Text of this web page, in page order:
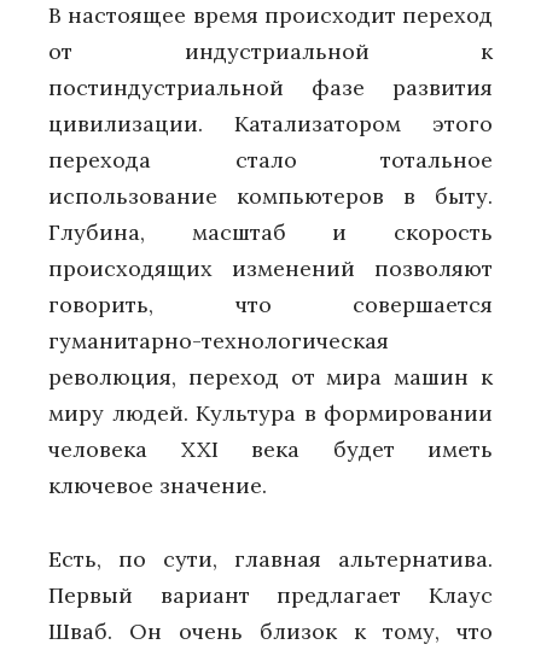
В настоящее время происходит переход
от индустриальной к
постиндустриальной фазе развития
цивилизации. Катализатором этого
перехода стало тотальное
использование компьютеров в быту.
Глубина, масштаб и скорость
происходящих изменений позволяют
говорить, что совершается
гуманитарно-технологическая
революция, переход от мира машин к
миру людей. Культура в формировании
человека XXI века будет иметь
ключевое значение.
Есть, по сути, главная альтернатива.
Первый вариант предлагает Клаус
Шваб. Он очень близок к тому, что